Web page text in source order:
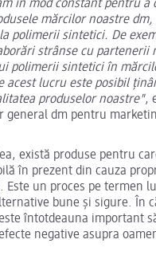
în mod constant pentru a
mărcilor noastre
polimerii sintetici. De
strânse cu partenerii
polimerii sintetici în
acest lucru este posibil
produselor noastre",
general dm pentru
există produse pentru
în prezent din cauza
Este un proces pe termen
bune și sigure. În
întotdeauna important
negative asupra